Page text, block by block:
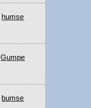
humse
Gumpe
bumse